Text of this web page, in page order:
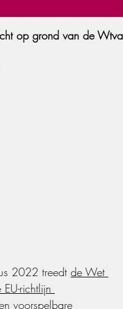
op grond van de Wtva
2022 treedt de Wet
richtlijn
voorspelbare